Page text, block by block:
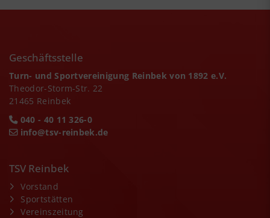
Geschäftsstelle
Turn- und Sportvereinigung Reinbek von 1892 e.V.
Theodor-Storm-Str. 22
21465 Reinbek
040 - 40 11 326-0
info@tsv-reinbek.de
TSV Reinbek
Vorstand
Sportstätten
Vereinszeitung